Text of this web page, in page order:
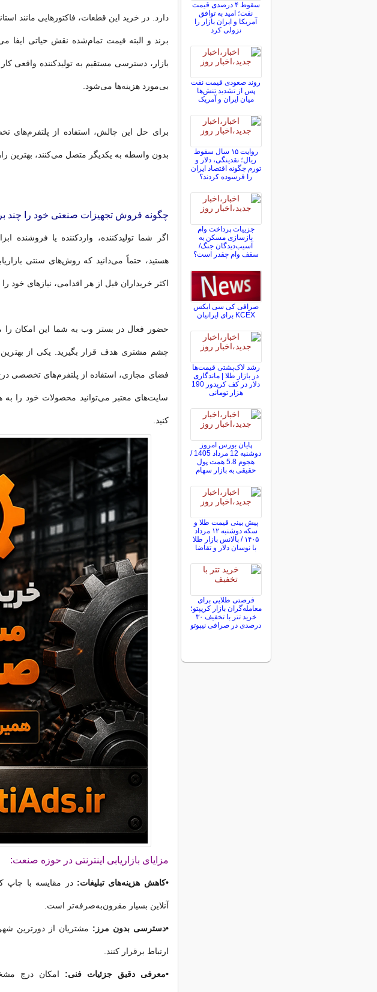
دارد. در خرید این قطعات، فاکتورهایی مانند
برند و البته قیمت تمام‌شده نقش حیاتی ایفا
بازار، دسترسی مستقیم به تولیدکننده واقعی
بی‌مورد هزینه‌ها می‌شود.
برای حل این چالش، استفاده از پلتفرم‌های
بدون واسطه به یکدیگر متصل می‌کنند، بهترین
چگونه فروش تجهیزات صنعتی خود را چند
اگر شما تولیدکننده، واردکننده یا فروشنده
هستید، حتماً می‌دانید که روش‌های سنتی
اکثر خریداران قبل از هر اقدامی، نیازهای خود
حضور فعال در بستر وب به شما این امکان
چشم مشتری هدف قرار بگیرید. یکی از
فضای مجازی، استفاده از پلتفرم‌های تخصصی
سایت‌های معتبر می‌توانید محصولات خود را
کنید.
مزایای بازاریابی اینترنتی در حوزه صنعت:
•کاهش هزینه‌های تبلیغات: در مقایسه با چاپ
آنلاین بسیار مقرون‌به‌صرفه‌تر است.
•دسترسی بدون مرز: مشتریان از دورترین
ارتباط برقرار کنند.
•معرفی دقیق جزئیات فنی: امکان درج
سقوط ۴ درصدی قیمت
نفت؛ امید به توافق
آمریکا و ایران بازار را
نزولی کرد
روند صعودی قیمت نفت
پس از تشدید تنش‌ها
میان ایران و آمریک
روایت ۱۵ سال سقوط
ریال؛ نقدینگی، دلار و
تورم چگونه اقتصاد ایران
را فرسوده کردند؟
جزییات پرداخت وام
بازسازی مسکن به
آسیب‌دیدگان جنگ/
سقف وام چقدر است؟
صرافی کی سی ایکس
KCEX برای ایرانیان
رشد لاک‌پشتی قیمت‌ها
در بازار طلا | ماندگاری
دلار در کف کریدور 190
هزار تومانی
پایان بورس امروز
دوشنبه 12 مرداد 1405 /
هجوم 5.8 همت پول
حقیقی به بازار سهام
پیش ‌بینی قیمت طلا و
سکه دوشنبه ۱۲ مرداد
۱۴۰۵ / بالانس بازار طلا
با نوسان دلار و تقاضا
فرصتی طلایی برای
معامله‌گران بازار کریپتو؛
خرید تتر با تخفیف ۳۰
درصدی در صرافی نیپوتو